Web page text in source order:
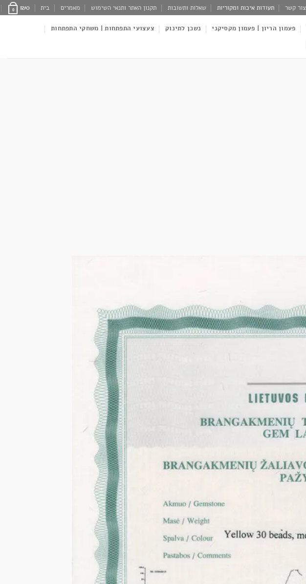
צור קשר תעודות איכות ומקוריות שאלות ותשובות תקנון האתר ותנאי השימוש מאמרים בית ₪0
0
פעמון הריון | פעמון מקסיקני נשכן לתינוק
צעצועי התפתחות | משחקי התפתחות